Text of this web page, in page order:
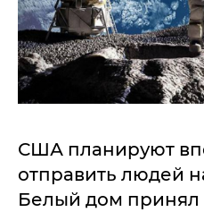
США планируют
отправить людей
Белый дом